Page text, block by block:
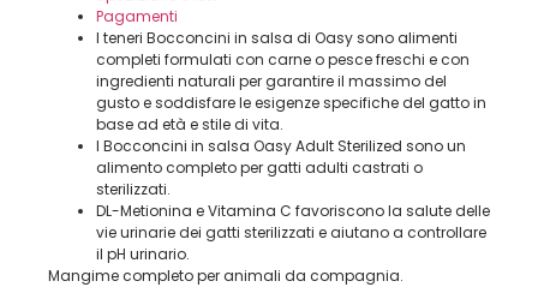
Pagamenti
I teneri Bocconcini in salsa di Oasy sono alimenti
completi formulati con carne o pesce freschi e con
ingredienti naturali per garantire il massimo del
gusto e soddisfare le esigenze specifiche del gatto in
base ad età e stile di vita.
I Bocconcini in salsa Oasy Adult Sterilized sono un
alimento completo per gatti adulti castrati o
sterilizzati.
DL-Metionina e Vitamina C favoriscono la salute delle
vie urinarie dei gatti sterilizzati e aiutano a controllare
il pH urinario.
Mangime completo per animali da compagnia.